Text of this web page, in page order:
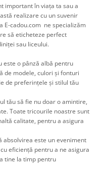
important în viața ta sau a
realizare cu un suvenir
E-cadou.com ne specializăm
să eticheteze perfect
sau liceului.
este o pânză albă pentru
de modele, culori și fonturi
de preferințele și stilul tău
tău să fie nu doar o amintire,
Toate tricourile noastre sunt
calitate, pentru a asigura
absolvirea este un eveniment
eficiență pentru a ne asigura
tine la timp pentru